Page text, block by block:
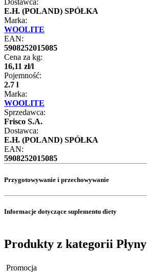
Dostawca:
E.H. (POLAND) SPÓŁKA
Marka:
WOOLITE
EAN:
5908252015085
Cena za kg:
16,11 zł/l
Pojemność:
2.7 l
Marka:
WOOLITE
Sprzedawca:
Frisco S.A.
Dostawca:
E.H. (POLAND) SPÓŁKA
EAN:
5908252015085
Przygotowywanie i przechowywanie
Informacje dotyczące suplementu diety
Produkty z kategorii Płyny
Promocja